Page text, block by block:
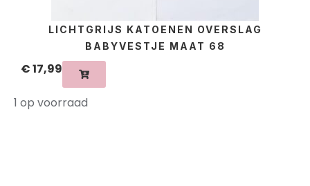
LICHTGRIJS KATOENEN OVERSLAG
BABYVESTJE MAAT 68
€17,99
1 op voorraad